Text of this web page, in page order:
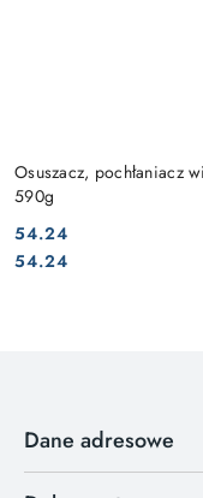
Osuszacz, pochłaniacz
590g
Cena:
54.24
Cena:
54.24
Dane adresowe